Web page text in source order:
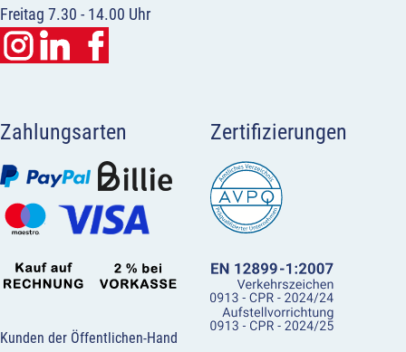
Freitag 7.30 - 14.00 Uhr
Zahlungsarten
Kunden der Öffentlichen-Hand
Zertifizierungen